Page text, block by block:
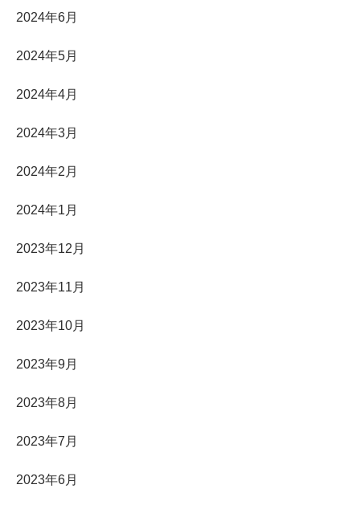
2024年6月
2024年5月
2024年4月
2024年3月
2024年2月
2024年1月
2023年12月
2023年11月
2023年10月
2023年9月
2023年8月
2023年7月
2023年6月